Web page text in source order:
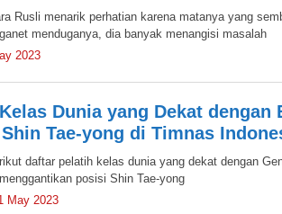
Rusli menarik perhatian karena matanya yang
menduganya, dia banyak menangisi masalah
2023
Dunia yang Dekat dengan
Tae-yong di Timnas
daftar pelatih kelas dunia yang dekat dengan
posisi Shin Tae-yong
May 2023